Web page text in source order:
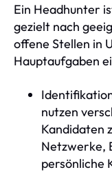
Ein Headhunter
gezielt nach
offene Stellen in
Hauptaufgaben
nutzen
Kandidaten
Netzwerke,
persönliche